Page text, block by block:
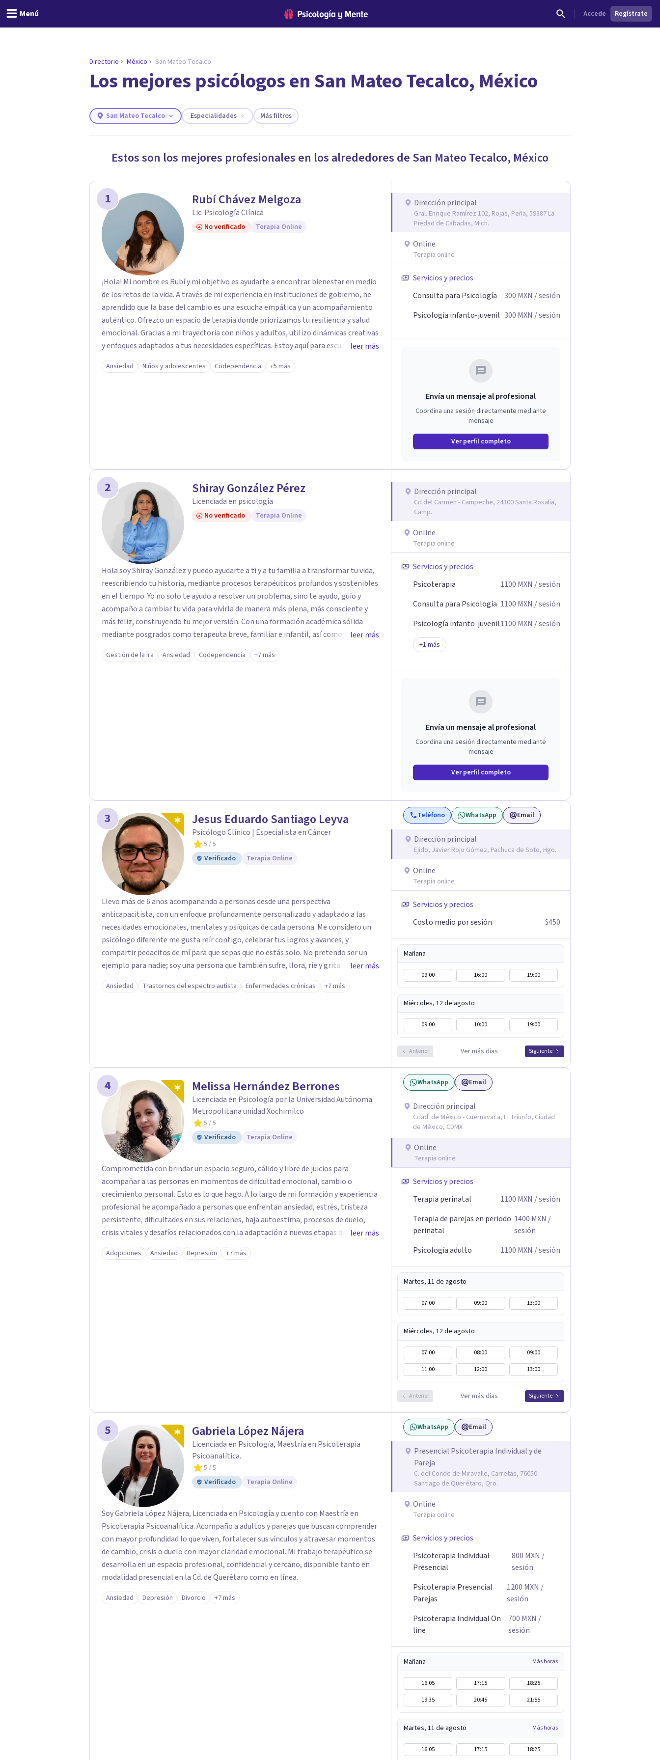
Menú Accede Regístrate
ENCONTRAR MI TERAPEUTA
¿Necesitas ayuda para encontrar el psicólogo adecuado?
necesidades.
Responder cuestionario
Directorio México San Mateo Tecalco
Los mejores psicólogos en San Mateo Tecalco, México
San Mateo Tecalco Especialidades Más filtros
Estos son los mejores profesionales en los alrededores de San Mateo Tecalco, México
1 Rubí Chávez Melgoza
Lic. Psicología Clínica
No verificado Terapia Online
¡Hola! Mi nombre es Rubí y mi objetivo es ayudarte a encontrar bienestar en medio
de los retos de la vida. A través de mi experiencia en instituciones de gobierno, he
aprendido que la base del cambio es una escucha empática y un acompañamiento
auténtico. ​Ofrezco un espacio de terapia donde priorizamos tu resiliencia y salud
emocional. Gracias a mi trayectoria con niños y adultos, utilizo dinámicas creativas
y enfoques adaptados a tus necesidades específicas. Estoy aquí para escucharte y
brindarte las herramientas necesarias para fortalecer tu paz mental.
leer más
Ansiedad Niños y adolescentes Codependencia +5 más
Dirección principal
Gral. Enrique Ramírez 102, Rojas, Peña, 59387 La
Piedad de Cabadas, Mich.
Online
Terapia online
Servicios y precios
Consulta para Psicología
300 MXN / sesión
Psicología infanto-juvenil 300 MXN / sesión
Envía un mensaje al profesional
Coordina una sesión directamente mediante
mensaje
Ver perfil completo
2 Shiray González Pérez
Licenciada en psicología
No verificado Terapia Online
Hola soy Shiray González y puedo ayudarte a ti y a tu familia a transformar tu vida,
reescribiendo tu historia, mediante procesos terapéuticos profundos y sostenibles
en el tiempo. Yo no solo te ayudo a resolver un problema, sino te ayudo, guío y
acompaño a cambiar tu vida para vivirla de manera más plena, más consciente y
más feliz, construyendo tu mejor versión. Con una formación académica sólida
mediante posgrados como terapeuta breve, familiar e infantil, así como con
respaldo profesional y experiencia clínica de más de 26 años y personal te
acompaño en el proceso con empatía auténtica y comunicación clara y directa para
leer más
Gestión de la ira Ansiedad Codependencia +7 más
Dirección principal
Cd del Carmen - Campeche, 24300 Santa Rosalía,
Camp.
Online
Terapia online
Servicios y precios
Psicoterapia
1100 MXN / sesión
Consulta para Psicología 1100 MXN / sesión
Psicología infanto-juvenil1100 MXN / sesión
+1 más
Envía un mensaje al profesional
Coordina una sesión directamente mediante
mensaje
Ver perfil completo
3 Jesus Eduardo Santiago Leyva
Psicólogo Clínico | Especialista en Cáncer
5 / 5
Verificado
Terapia Online
Llevo más de 6 años acompañando a personas desde una perspectiva
anticapacitista, con un enfoque profundamente personalizado y adaptado a las
necesidades emocionales, mentales y psíquicas de cada persona. Me considero un
psicólogo diferente me gusta reír contigo, celebrar tus logros y avances, y
compartir pedacitos de mí para que sepas que no estás solo. No pretendo ser un
ejemplo para nadie; soy una persona que también sufre, llora, ríe y grita. Para mí,
tu salud, tu paz y tu tranquilidad siempre estarán por encima de lo económico. A lo
largo de mi camino he cuestionado muchas de las reglas rígidas que aprendí en la
WhatsApp para agendar una primera sesión gratuita. Y si estás pasando por un
momento difícil y necesitas hablar con alguien, también puedes contactarme: la
primera conversación no tiene costo.
leer más
Ansiedad Trastornos del espectro autista Enfermedades crónicas +7 más
Teléfono WhatsApp Email
Dirección principal
Ejido, Javier Rojo Gómez, Pachuca de Soto, Hgo.
Online
Terapia online
Servicios y precios
Costo medio por sesión
$450
Mañana
09:00 16:00 19:00
Miércoles, 12 de agosto
09:00 10:00 19:00
Anterior Ver más días Siguiente
4 Melissa Hernández Berrones
Licenciada en Psicología por la Universidad Autónoma
Metropolitana unidad Xochimilco
5 / 5
Verificado
Terapia Online
Comprometida con brindar un espacio seguro, cálido y libre de juicios para
acompañar a las personas en momentos de dificultad emocional, cambio o
crecimiento personal. Esto es lo que hago. A lo largo de mi formación y experiencia
profesional he acompañado a personas que enfrentan ansiedad, estrés, tristeza
persistente, dificultades en sus relaciones, baja autoestima, procesos de duelo,
crisis vitales y desafíos relacionados con la adaptación a nuevas etapas de la vida.
Mi enfoque se basa en la escucha empática, el respeto por la historia de cada
persona y el trabajo conjunto para desarrollar herramientas que favorezcan el
leer más
Adopciones Ansiedad Depresión +7 más
WhatsApp Email
Dirección principal
Cdad. de México - Cuernavaca, El Triunfo, Ciudad
de México, CDMX
Online
Terapia online
Servicios y precios
Terapia perinatal
1100 MXN / sesión
Terapia de parejas en periodo
perinatal
1400 MXN /
sesión
Psicología adulto
1100 MXN / sesión
Martes, 11 de agosto
07:00 09:00 13:00
Miércoles, 12 de agosto
07:00 08:00
09:00
11:00
12:00 13:00
Anterior Ver más días Siguiente
5 Gabriela López Nájera
Licenciada en Psicología, Maestría en Psicoterapia
Psicoanalítica.
5 / 5
Verificado
Terapia Online
Soy Gabriela López Nájera, Licenciada en Psicología y cuento con Maestría en
Psicoterapia Psicoanalítica. Acompaño a adultos y parejas que buscan comprender
con mayor profundidad lo que viven, fortalecer sus vínculos y atravesar momentos
de cambio, crisis o duelo con mayor claridad emocional. Mi trabajo terapéutico se
desarrolla en un espacio profesional, confidencial y cercano, disponible tanto en
modalidad presencial en la Cd. de Querétaro como en línea.
Ansiedad Depresión Divorcio +7 más
WhatsApp Email
Presencial Psicoterapia Individual y de
Pareja
C. del Conde de Miravalle, Carretas, 76050
Santiago de Querétaro, Qro.
Online
Terapia online
Servicios y precios
Psicoterapia Individual
Presencial
800 MXN /
sesión
Psicoterapia Presencial
Parejas
1200 MXN /
sesión
Psicoterapia Individual On
line
700 MXN /
sesión
Mañana Más horas
16:05 17:15
18:25
19:35
20:45 21:55
Martes, 11 de agosto Más horas
16:05 17:15 18:25